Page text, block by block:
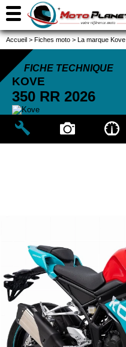
Accueil > Fiches moto > La marque Kove
FICHE TECHNIQUE
KOVE
350 RR 2026